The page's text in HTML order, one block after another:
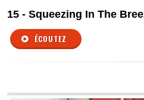
15 - Squeezing In The
ÉCOUTEZ